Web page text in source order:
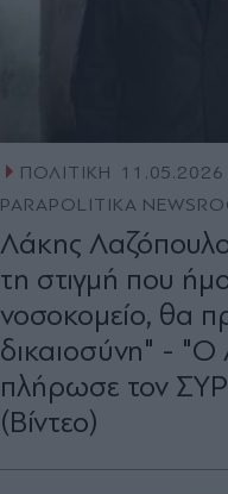
ΠΟΛΙΤΙΚΗ
PARAPOLITIKA
Λάκης
τη στιγμή που
νοσοκομείο, θα
δικαιοσύνη" - "Ο
πλήρωσε τον
(Βίντεο)